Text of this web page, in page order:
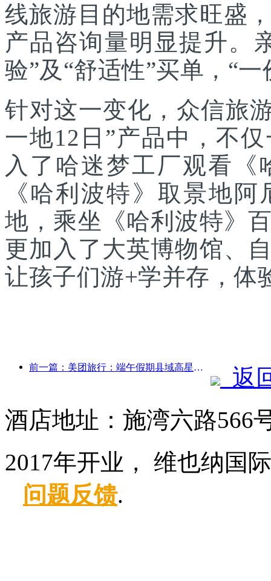
线旅游目的地需求旺盛
产品咨询量明显提升。
验”及“舒适性”买单，“
针对这一变化，众信旅
一地12日”产品中，不
入了哈迷梦工厂观看
《哈利波特》取景地
地，乘坐《哈利波特》
更加入了大英博物馆、
让孩子们游+学并存，体
前一篇：美团旅行：端午假期县域高星酒店预订火热，亲子家庭成主力
返
酒店地址：施湾六路566
2017年开业， 维也纳国
问题反馈.